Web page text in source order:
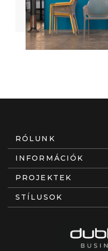
RÓLUNK
INFORMÁCIÓK
PROJEKTEK
STÍLUSOK